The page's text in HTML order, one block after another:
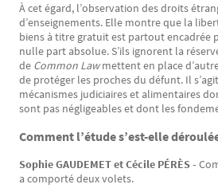
À cet égard, l’observation des droits
d’enseignements. Elle montre que la
biens à titre gratuit est partout encadrée
nulle part absolue. S’ils ignorent la
de Common Lawmettent en place
de protéger les proches du défunt. Il
mécanismes judiciaires et alimentaires
sont pas négligeables et dont les
Comment l’étude s’est-elle
Sophie GAUDEMET et Cécile PÉRÈS -
a comporté deux volets.